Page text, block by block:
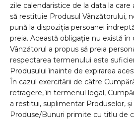
zile calendaristice de la data la
să restituie Produsul Vânzătorului,
pună la dispoziţia persoanei
preia. Această obligație nu există în
Vânzătorul a propus să preia
respectarea termenului este
Produsului înainte de expirarea
În cazul exercitării de către
retragere, în termenul legal,
a restitui, suplimentar Produselor,
Produse/Bunuri primite cu titlu de